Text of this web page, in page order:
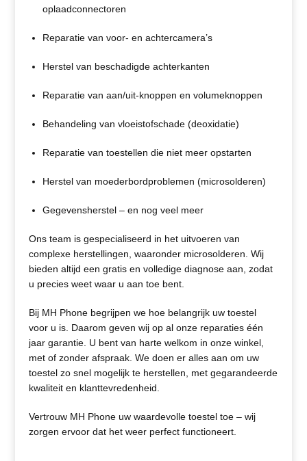
oplaadconnectoren
Reparatie van voor- en achtercamera’s
Herstel van beschadigde achterkanten
Reparatie van aan/uit-knoppen en volumeknoppen
Behandeling van vloeistofschade (deoxidatie)
Reparatie van toestellen die niet meer opstarten
Herstel van moederbordproblemen (microsolderen)
Gegevensherstel – en nog veel meer
Ons team is gespecialiseerd in het uitvoeren van
complexe herstellingen, waaronder microsolderen. Wij
bieden altijd een gratis en volledige diagnose aan, zodat
u precies weet waar u aan toe bent.
Bij MH Phone begrijpen we hoe belangrijk uw toestel
voor u is. Daarom geven wij op al onze reparaties één
jaar garantie. U bent van harte welkom in onze winkel,
met of zonder afspraak. We doen er alles aan om uw
toestel zo snel mogelijk te herstellen, met gegarandeerde
kwaliteit en klanttevredenheid.
Vertrouw MH Phone uw waardevolle toestel toe – wij
zorgen ervoor dat het weer perfect functioneert.